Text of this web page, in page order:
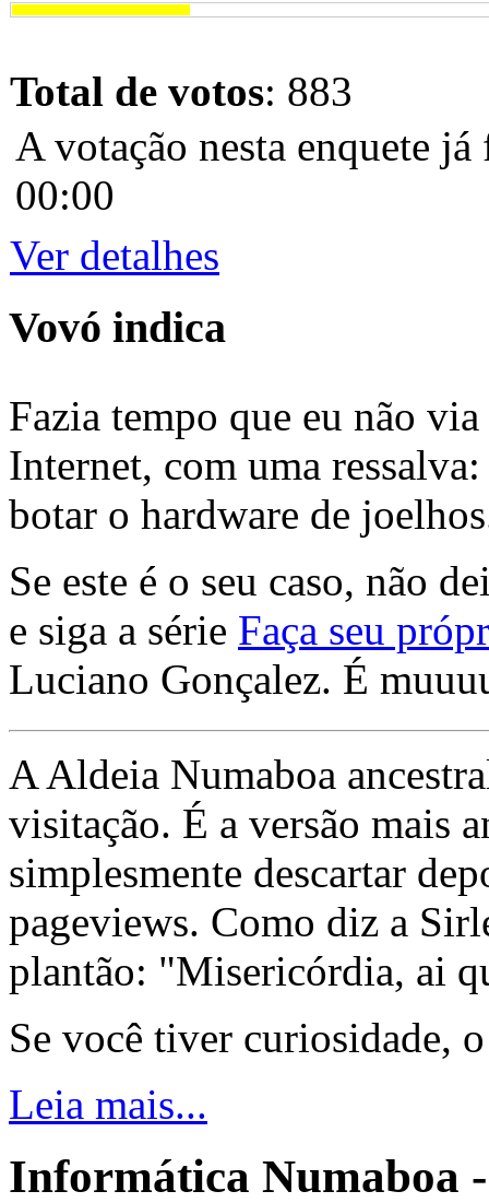
Total de votos: 883
A votação nesta enquete
00:00
Ver detalhes
Vovó indica
Fazia tempo que eu não
Internet, com uma
botar o hardware de
Se este é o seu caso, não
e siga a série Faça seu
Luciano Gonçalez. É
A Aldeia Numaboa
visitação. É a versão mais
simplesmente descartar
pageviews. Como diz a
plantão: "Misericórdia, ai
Se você tiver curiosidade,
Leia mais...
Informática Numaboa